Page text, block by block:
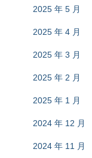
2025 年 5 月
2025 年 4 月
2025 年 3 月
2025 年 2 月
2025 年 1 月
2024 年 12 月
2024 年 11 月